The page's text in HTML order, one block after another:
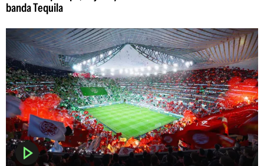
banda Tequila